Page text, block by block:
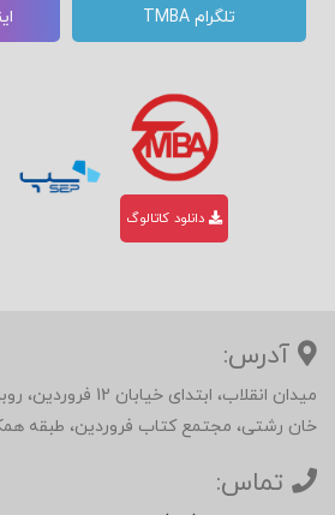
تلگرام TMBA
دانلود کاتالوگ
آدرس:
میدان انقلاب، ابتدای
خان رشتی، مجتمع کتاب فروردین، طبقه
تماس: